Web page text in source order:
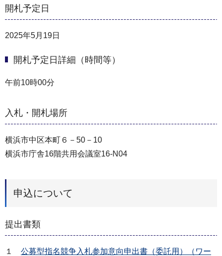
開札予定日
2025年5月19日
開札予定日詳細（時間等）
午前10時00分
入札・開札場所
横浜市中区本町６－50－10
横浜市庁舎16階共用会議室16-N04
申込について
提出書類
１ 公募型指名競争入札参加意向申出書（委託用）（ワー